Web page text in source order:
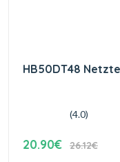
HB50DT48
(4.0)
20.90€ 26.12€